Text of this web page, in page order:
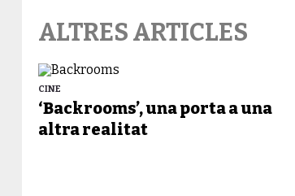
ALTRES ARTICLES
CINE
‘Backrooms’, una porta a una
altra realitat